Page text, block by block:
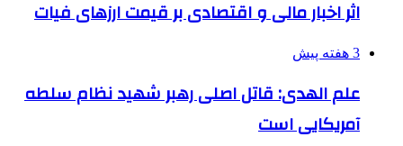
اثر اخبار مالی و اقتصادی بر قیمت ارزهای فیات
3 هفته پیش
علم الهدی: قاتل اصلی رهبر شهید نظام سلطه
آمریکایی است